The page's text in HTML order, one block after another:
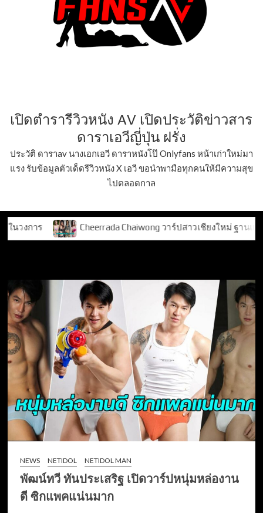
เปิดตำรารีวิวหนัง AV เปิดประวัติข่าวสาร
ดาราเอวีญี่ปุ่น ฝรั่ง
ประวัติ ดาราav นางเอกเอวี ดาราหนังโป๊ Onlyfans หน้าเก่าใหม่มา
แรง รับข้อมูลตัวเด็ดรีวิวหนัง X เอวี ขอนำพามือทุกคนให้มีความสุข
ไปตลอดกาล
Cheerrada Chaiwong วาร์ปสาวเชียงใหม่ ฐานแฟน TikTok 2 แ
NEWS NETIDOL NETIDOL MAN
พัฒน์ทวี ทันประเสริฐ เปิดวาร์ปหนุ่มหล่องาน
ดี ซิกแพคแน่นมาก